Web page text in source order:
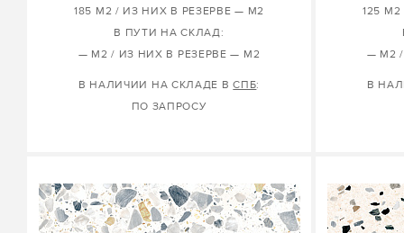
185 М2 / ИЗ НИХ В РЕЗЕРВЕ — М2
В ПУТИ НА СКЛАД:
— М2 / ИЗ НИХ В РЕЗЕРВЕ — М2
В НАЛИЧИИ НА СКЛАДЕ ВСПБ:
ПО ЗАПРОСУ
125
— М2
В